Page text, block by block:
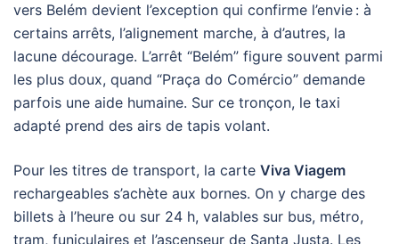
vers Belém devient l’exception qui confirme l’envie : à
certains arrêts, l’alignement marche, à d’autres, la
lacune décourage. L’arrêt “Belém” figure souvent parmi
les plus doux, quand “Praça do Comércio” demande
parfois une aide humaine. Sur ce tronçon, le taxi
adapté prend des airs de tapis volant.
Pour les titres de transport, la carte Viva Viagem
rechargeables s’achète aux bornes. On y charge des
billets à l’heure ou sur 24 h, valables sur bus, métro,
tram, funiculaires et l’ascenseur de Santa Justa. Les